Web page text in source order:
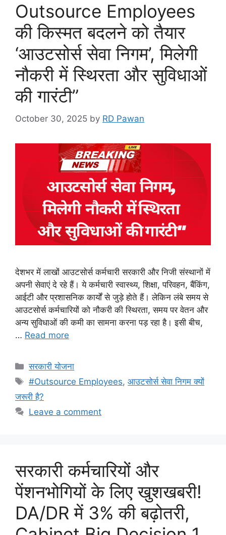
Outsource Employees
की किस्मत बदलने को तैयार
‘आउटसोर्स सेवा निगम’, मिलेगी
नौकरी में स्थिरता और सुविधाओं
की गारंटी”
October 30, 2025 by RD Pawan
देशभर में लाखों आउटसोर्स कर्मचारी सरकारी और निजी संस्थानों में
अपनी सेवाएं दे रहे हैं। ये कर्मचारी स्वास्थ्य, शिक्षा, परिवहन, बैंकिंग,
आईटी और प्रशासनिक कार्यों से जुड़े होते हैं। लेकिन लंबे समय से
आउटसोर्स कर्मचारियों को नौकरी की स्थिरता, समय पर वेतन और
अन्य सुविधाओं की कमी का सामना करना पड़ रहा है। इसी बीच,
… Read more
Categories
सरकारी योजना
Tags
#Outsource Employees,आउटसोर्स सेवा निगम क्यों
जरूरी है?
Leave a comment
सरकारी कर्मचारियों और
पेंशनभोगियों के लिए खुशखबरी!
DA/DR में 3% की बढ़ोतरी,